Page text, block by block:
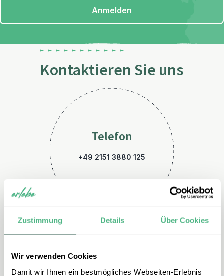
Zustimmung Details Über Cookies
Wir verwenden Cookies
Damit wir Ihnen ein bestmögliches Webseiten-Erlebnis
Anmelden
Kontaktieren Sie uns
Telefon
+49 2151 3880 125
E-Mail